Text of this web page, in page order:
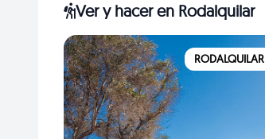
Ver y haceren Rodalquilar
RODALQUILAR